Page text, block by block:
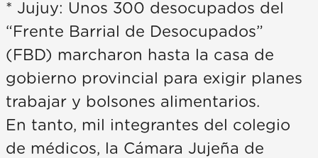
* Jujuy: Unos 300 desocupados del
“Frente Barrial de Desocupados”
(FBD) marcharon hasta la casa de
gobierno provincial para exigir planes
trabajar y bolsones alimentarios.
En tanto, mil integrantes del colegio
de médicos, la Cámara Jujeña de